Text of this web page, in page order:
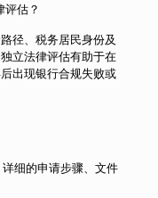
评估？
径、税务居民身份及
立法律评估有助于在
出现银行合规失败或
细的申请步骤、文件